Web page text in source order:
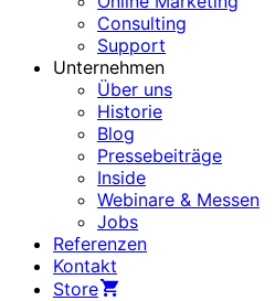
Consulting
Support
Unternehmen
Über uns
Historie
Blog
Pressebeiträge
Inside
Webinare & Messen
Jobs
Referenzen
Kontakt
Store